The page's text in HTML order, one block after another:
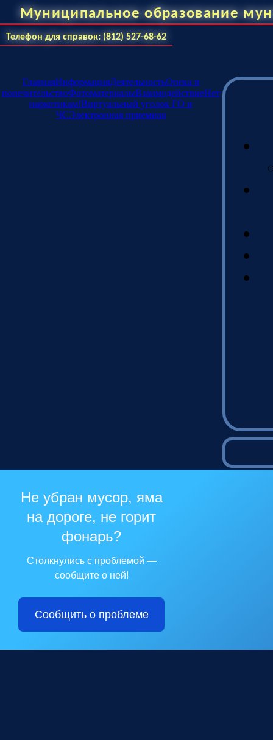
Муниципальное образование
Телефон для справок: (812) 527-68-62
ГлавнаяИнформацияДеятельностьОпека и
попечительствоФотоматериалыВзаимодействиеНет
наркотикам!Виртуальный уголок ГО и
ЧСЭлектронная приемная
Не убран мусор, яма
на дороге, не горит
фонарь?
Столкнулись с проблемой —
сообщите о ней!
Сообщить о проблеме